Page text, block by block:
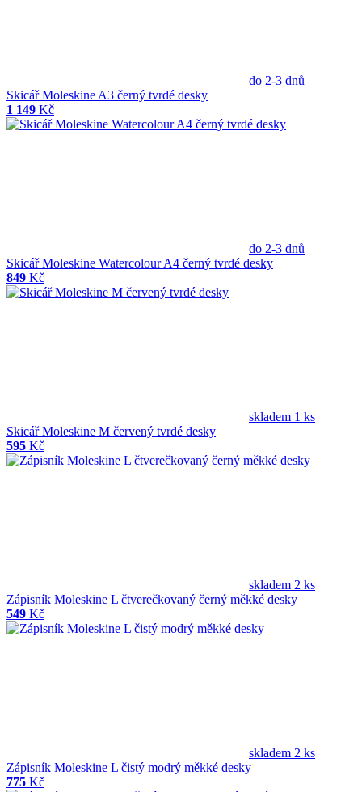
do 2-3 dnů
Skicář Moleskine A3 černý tvrdé desky
1 149 Kč
do 2-3 dnů
Skicář Moleskine Watercolour A4 černý tvrdé desky
849 Kč
skladem 1 ks
Skicář Moleskine M červený tvrdé desky
595 Kč
skladem 2 ks
Zápisník Moleskine L čtverečkovaný černý měkké desky
549 Kč
skladem 2 ks
Zápisník Moleskine L čistý modrý měkké desky
775 Kč